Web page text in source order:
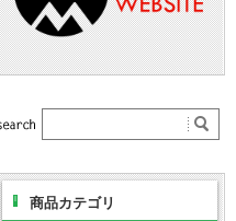
商品カテゴリ